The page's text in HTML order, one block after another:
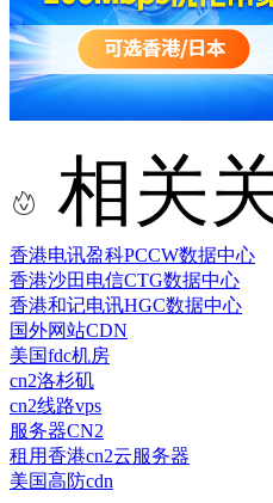
相关
香港电讯盈科PCCW数据中心
香港沙田电信CTG数据中心
香港和记电讯HGC数据中心
国外网站CDN
美国fdc机房
cn2洛杉矶
cn2线路vps
服务器CN2
租用香港cn2云服务器
美国高防cdn